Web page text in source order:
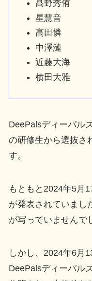
髙野秀侑
星慧音
高田憐
中澤漣
近藤大海
横田大雅
DeePalsディーパル
の研修生から選抜さ
す。
もともと2024年5月
が発表されていまし
が写っていませんで
しかし、2024年6月
DeePalsディーパル